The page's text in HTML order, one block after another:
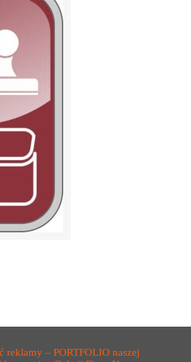
reklamy – PORTFOLIO naszej